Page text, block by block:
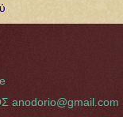
anodorio@gmail.com